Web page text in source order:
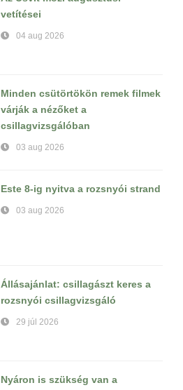
vetítései
04 aug 2026
Minden csütörtökön remek filmek
várják a nézőket a
csillagvizsgálóban
03 aug 2026
Este 8-ig nyitva a rozsnyói strand
03 aug 2026
Állásajánlat: csillagászt keres a
rozsnyói csillagvizsgáló
29 júl 2026
Nyáron is szükség van a